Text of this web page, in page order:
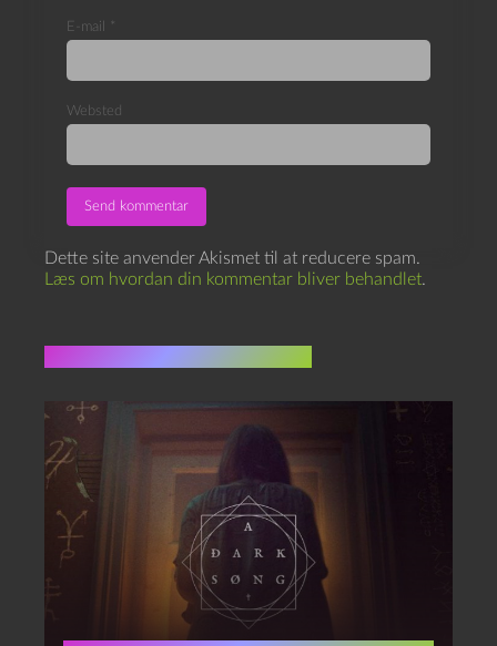
E-mail *
Websted
Dette site anvender Akismet til at reducere spam.
Læs om hvordan din kommentar bliver behandlet.